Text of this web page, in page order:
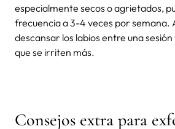
especialmente secos o agrietados,
frecuencia a 3-4 veces por semana.
descansar los labios entre una
que se irriten más.
Consejos extra para